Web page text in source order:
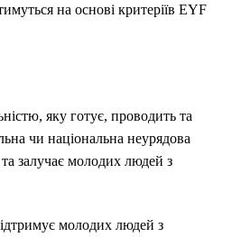
на основі критеріїв EYF
яку готує, проводить та
чи національна неурядова
залучає молодих людей з
молодих людей з